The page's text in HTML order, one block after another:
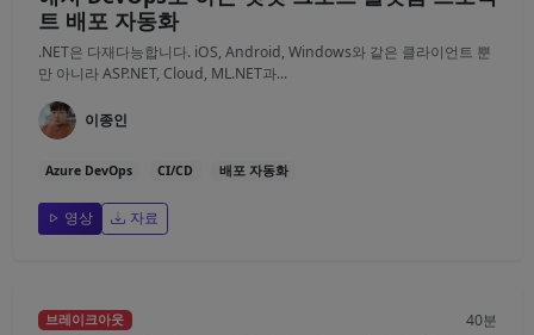
트 배포 자동화
.NET은 다재다능합니다. iOS, Android, Windows와 같은 클라이언트 뿐
만 아니라 ASP.NET, Cloud, ML.NET과...
이종인
Azure DevOps CI/CD 배포 자동화
영상 자료
브레이크아웃 40분